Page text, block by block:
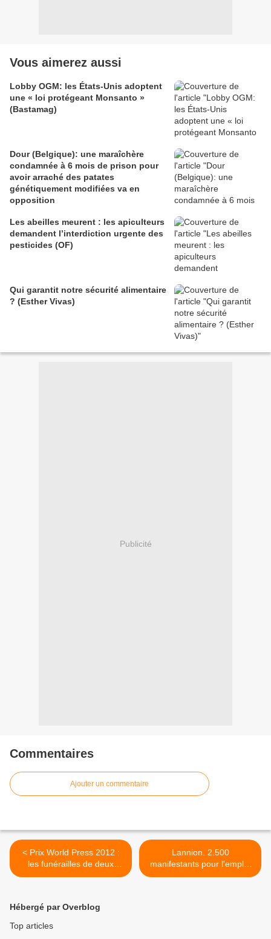
Vous aimerez aussi
Lobby OGM: les États-Unis adoptent
une « loi protégeant Monsanto »
(Bastamag)
Dour (Belgique): une maraîchère
condamnée à 6 mois de prison pour
avoir arraché des patates
génétiquement modifiées va en
opposition
Les abeilles meurent : les apiculteurs
demandent l’interdiction urgente des
pesticides (OF)
Qui garantit notre sécurité alimentaire
? (Esther Vivas)
Publicité
Commentaires
Ajouter un commentaire
< Prix World Press 2012 :
les funérailles de deux
enfants palestiniens
Lannion. 2.500
manifestants pour l'emploi
en Trégor (Le Tél + OF) >
Hébergé par Overblog
Top articles